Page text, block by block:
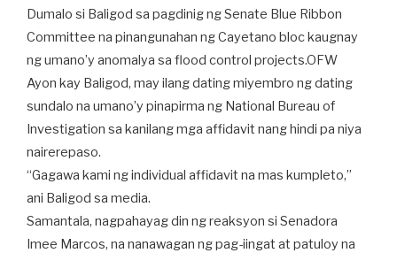
Dumalo si Baligod sa pagdinig ng Senate Blue Ribbon
Committee na pinangunahan ng Cayetano bloc kaugnay
ng umano’y anomalya sa flood control projects.OFW
Ayon kay Baligod, may ilang dating miyembro ng dating
sundalo na umano’y pinapirma ng National Bureau of
Investigation sa kanilang mga affidavit nang hindi pa niya
nairerepaso.
“Gagawa kami ng individual affidavit na mas kumpleto,”
ani Baligod sa media.
Samantala, nagpahayag din ng reaksyon si Senadora
Imee Marcos, na nanawagan ng pag-iingat at patuloy na